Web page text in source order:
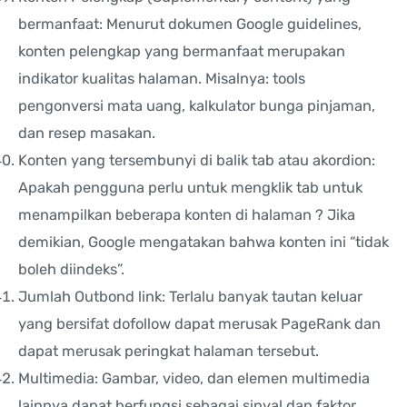
bermanfaat: Menurut dokumen Google guidelines,
konten pelengkap yang bermanfaat merupakan
indikator kualitas halaman. Misalnya: tools
pengonversi mata uang, kalkulator bunga pinjaman,
dan resep masakan.
Konten yang tersembunyi di balik tab atau akordion:
Apakah pengguna perlu untuk mengklik tab untuk
menampilkan beberapa konten di halaman ? Jika
demikian, Google mengatakan bahwa konten ini “tidak
boleh diindeks”.
Jumlah Outbond link: Terlalu banyak tautan keluar
yang bersifat dofollow dapat merusak PageRank dan
dapat merusak peringkat halaman tersebut.
Multimedia: Gambar, video, dan elemen multimedia